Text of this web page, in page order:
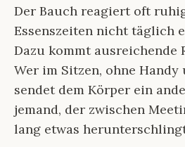
Der Bauch reagiert oft
Essenszeiten nicht täglich
Dazu kommt ausreichende
Wer im Sitzen, ohne Handy
sendet dem Körper ein
jemand, der zwischen
lang etwas